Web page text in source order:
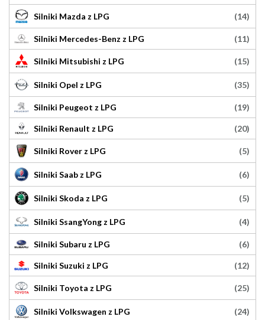
Silniki Mazda z LPG (14)
Silniki Mercedes-Benz z LPG (11)
Silniki Mitsubishi z LPG (15)
Silniki Opel z LPG (35)
Silniki Peugeot z LPG (19)
Silniki Renault z LPG (20)
Silniki Rover z LPG (5)
Silniki Saab z LPG (6)
Silniki Skoda z LPG (5)
Silniki SsangYong z LPG (4)
Silniki Subaru z LPG (6)
Silniki Suzuki z LPG (12)
Silniki Toyota z LPG (25)
Silniki Volkswagen z LPG (24)